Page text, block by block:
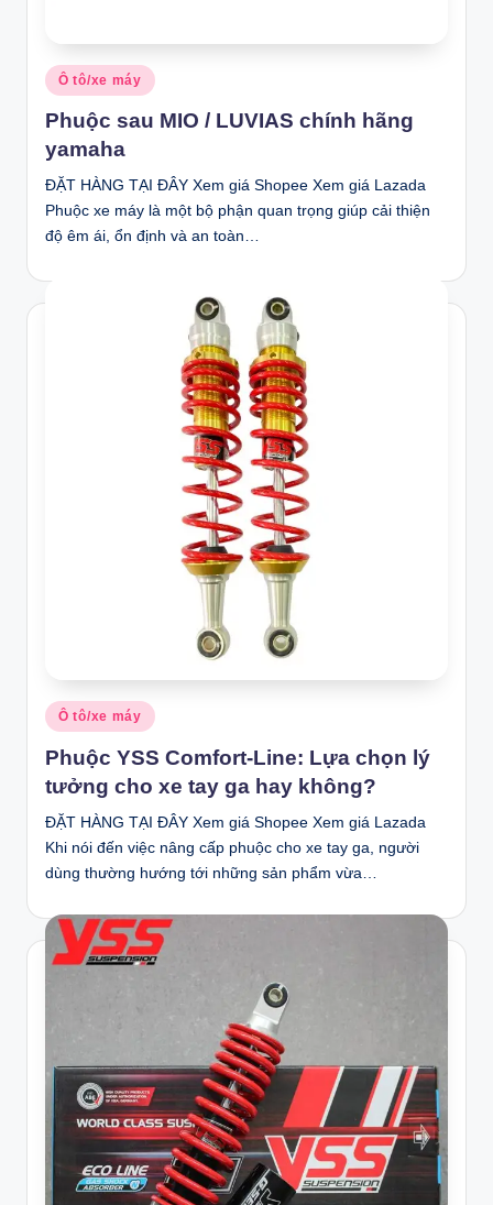
Posted
in
Ô tô/xe máy
Phuộc sau MIO / LUVIAS chính hãng
yamaha
ĐẶT HÀNG TẠI ĐÂY Xem giá Shopee Xem giá Lazada
Phuộc xe máy là một bộ phận quan trọng giúp cải thiện
độ êm ái, ổn định và an toàn…
Posted
in
Ô tô/xe máy
Phuộc YSS Comfort-Line: Lựa chọn lý
tưởng cho xe tay ga hay không?
ĐẶT HÀNG TẠI ĐÂY Xem giá Shopee Xem giá Lazada
Khi nói đến việc nâng cấp phuộc cho xe tay ga, người
dùng thường hướng tới những sản phẩm vừa…